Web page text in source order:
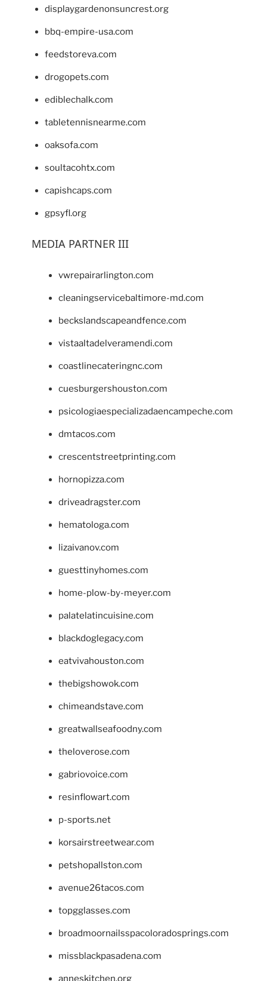
displaygardenonsuncrest.org
bbq-empire-usa.com
feedstoreva.com
drogopets.com
ediblechalk.com
tabletennisnearme.com
oaksofa.com
soultacohtx.com
capishcaps.com
gpsyfl.org
MEDIA PARTNER III
vwrepairarlington.com
cleaningservicebaltimore-md.com
beckslandscapeandfence.com
vistaaltadelveramendi.com
coastlinecateringnc.com
cuesburgershouston.com
psicologiaespecializadaencampeche.com
dmtacos.com
crescentstreetprinting.com
hornopizza.com
driveadragster.com
hematologa.com
lizaivanov.com
guesttinyhomes.com
home-plow-by-meyer.com
palatelatincuisine.com
blackdoglegacy.com
eatvivahouston.com
thebigshowok.com
chimeandstave.com
greatwallseafoodny.com
theloverose.com
gabriovoice.com
resinflowart.com
p-sports.net
korsairstreetwear.com
petshopallston.com
avenue26tacos.com
topgglasses.com
broadmoornailsspacoloradosprings.com
missblackpasadena.com
anneskitchen.org